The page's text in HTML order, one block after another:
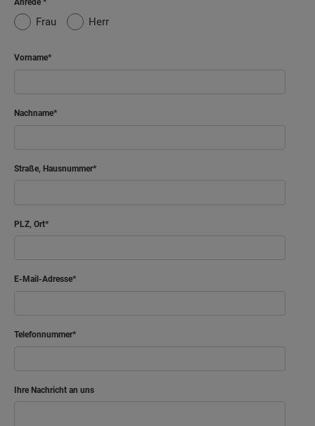
Anrede
Frau Herr
Vorname
Nachname
Straße, Hausnummer
PLZ, Ort
E-Mail-Adresse
Telefonnummer
Ihre Nachricht an uns